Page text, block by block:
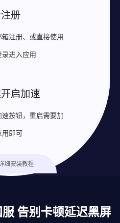
册
箱注册、或直接使用
录进入应用
启加速
速按钮，重启需要加
用即可
细安装教程
告别卡顿延迟黑屏